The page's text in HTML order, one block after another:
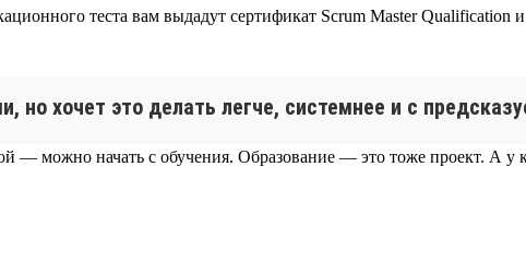
теста вам выдадут сертификат Scrum Master Qualification
но хочет это делать легче, системнее и с
— можно начать с обучения. Образование — это тоже проект. А у